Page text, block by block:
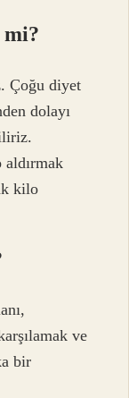
Çoğu diyet
dolayı
kilo
ve
bir